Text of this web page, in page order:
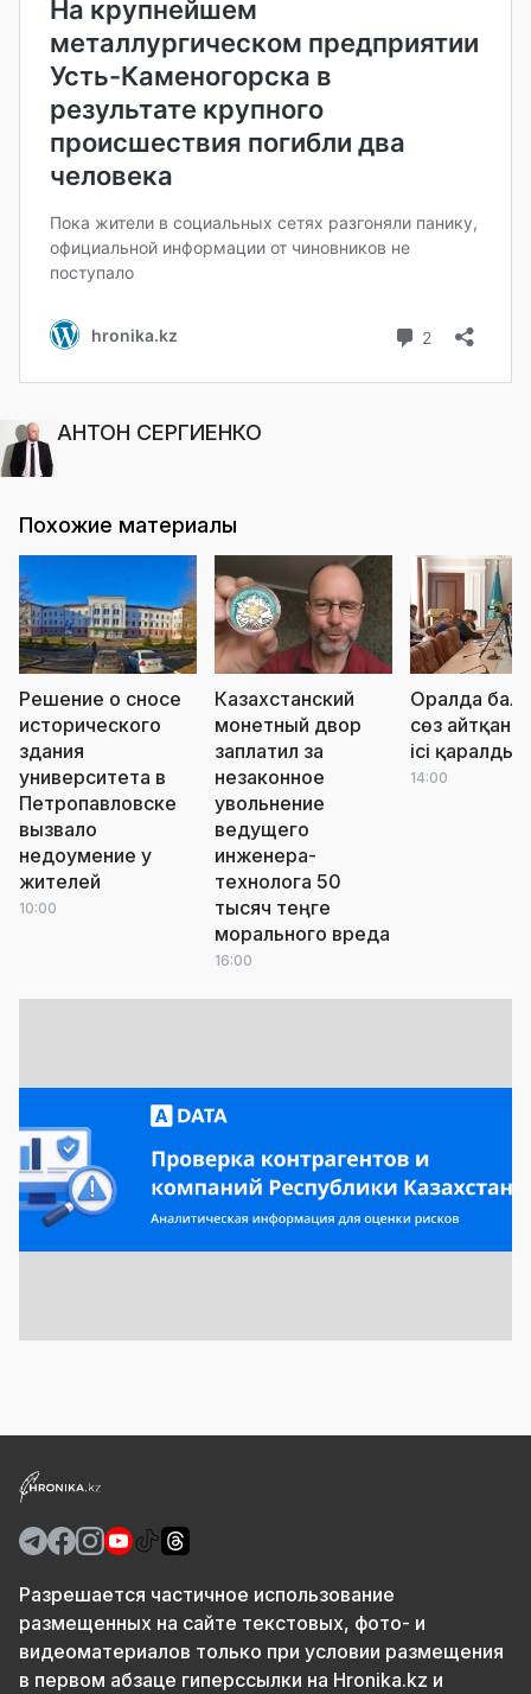
АНТОН СЕРГИЕНКО
Похожие материалы
Решение о сносе
исторического
здания
университета в
Петропавловске
вызвало
недоумение у
жителей
10:00
Казахстанский
монетный двор
заплатил за
незаконное
увольнение
ведущего
инженера-
технолога 50
тысяч теңге
морального вреда
16:00
Оралда
сөз айтқан
ісі қаралды
14:00
Разрешается частичное использование
размещенных на сайте текстовых, фото- и
видеоматериалов только при условии размещения
в первом абзаце гиперссылки на Hronika.kz и